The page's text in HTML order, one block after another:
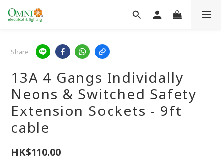
Share
13A 4 Gangs Individally
Neons & Switched Safety
Extension Sockets - 9ft
cable
HK$110.00